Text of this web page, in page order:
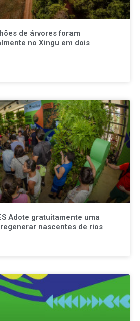
de árvores foram
no Xingu em dois
Adote gratuitamente uma
nascentes de rios